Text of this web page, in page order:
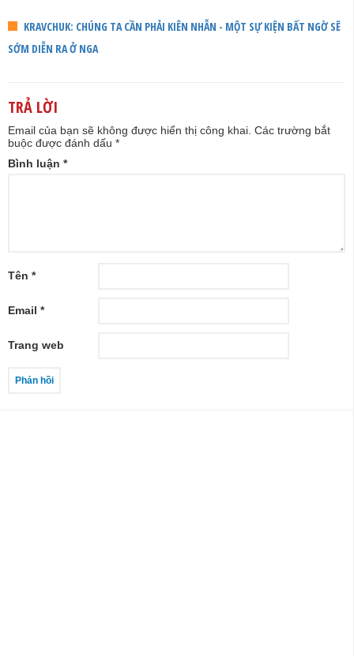
KRAVCHUK: CHÚNG TA CẦN PHẢI KIÊN NHẪN - MỘT SỰ KIỆN BẤT NGỜ SẼ
SỚM DIỄN RA Ở NGA
TRẢ LỜI
Email của bạn sẽ không được hiển thị công khai. Các trường bắt
buộc được đánh dấu *
Bình luận *
Tên *
Email *
Trang web